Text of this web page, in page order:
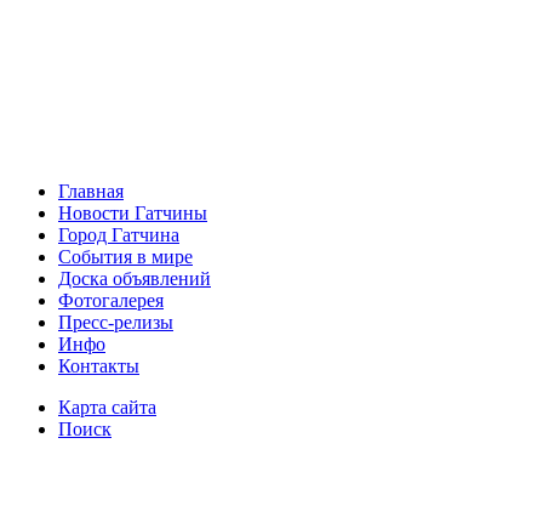
Главная
Новости Гатчины
Город Гатчина
События в мире
Доска объявлений
Фотогалерея
Пресс-релизы
Инфо
Контакты
Карта сайта
Поиск